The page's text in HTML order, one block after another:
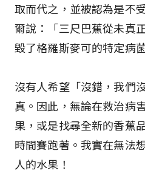
取而代之，並被認為是不
爾說：「三尺巴蕉從未真
毀了格羅斯麥可的特定病
沒有人希望「沒錯，我們
真。因此，無論在救治病
果，或是找尋全新的香蕉
時間賽跑著。我實在無法
人的水果！